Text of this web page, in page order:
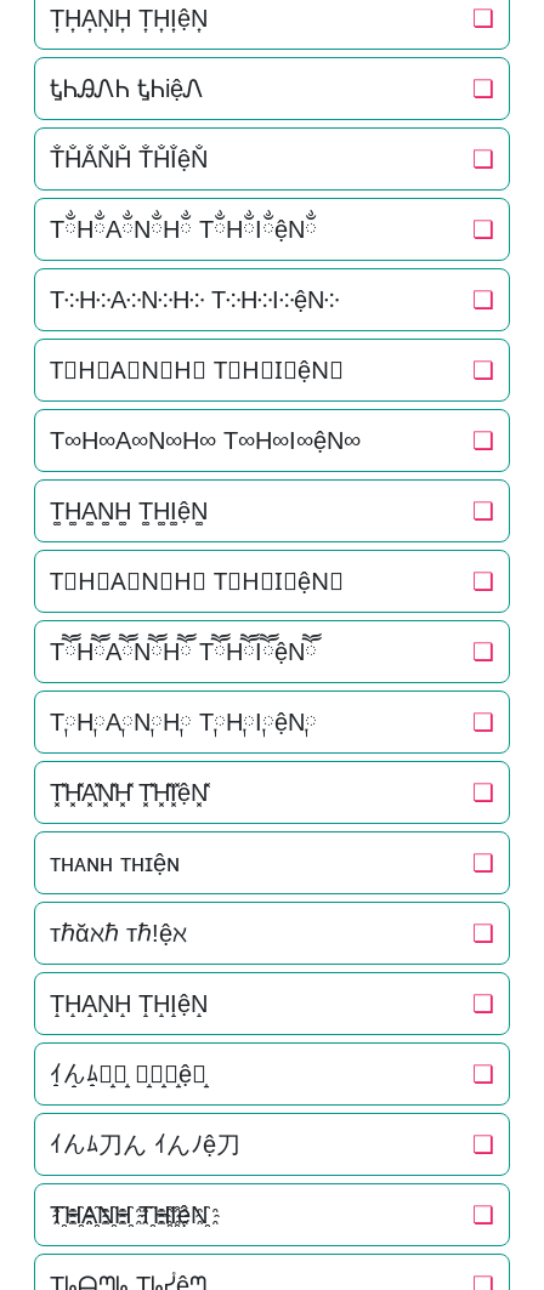
T͎H͎A͎N͎H͎ T͎H͎I͎ệN͎ ❏
ᎿᏂᎯᏁᏂ ᎿᏂiệᏁ ❏
T̐H̐A̐N̐H̐ T̐H̐I̐ệN̐ ❏
TྂHྂAྂNྂHྂ TྂHྂIྂệNྂ ❏
T༶H༶A༶N༶H༶ T༶H༶I༶ệN༶ ❏
T⃕H⃕A⃕N⃕H⃕ T⃕H⃕I⃕ệN⃕ ❏
T∞H∞A∞N∞H∞ T∞H∞I∞ệN∞ ❏
T͚H͚A͚N͚H͚ T͚H͚I͚ệN͚ ❏
T⃒H⃒A⃒N⃒H⃒ T⃒H⃒I⃒ệN⃒ ❏
TཽHཽAཽNཽHཽ TཽHཽIཽệNཽ ❏
T༙H༙A༙N༙H༙ T༙H༙I༙ệN༙ ❏
T͓̽H͓̽A͓̽N͓̽H͓̽ T͓̽H͓̽I͓̽ệN͓̽ ❏
ᴛʜᴀɴʜ ᴛʜɪệɴ ❏
тℏᾰℵℏ тℏ!ệℵ ❏
T̝H̝A̝N̝H̝ T̝H̝I̝ệN̝ ❏
ｲ̝ん̝ﾑ̝刀̝ん̝ ｲ̝ん̝ﾉ̝ệ刀̝ ❏
ｲんﾑ刀ん ｲんﾉệ刀 ❏
T҈H҈A҈N҈H҈ T҈H҈I҈ệN҈ ❏